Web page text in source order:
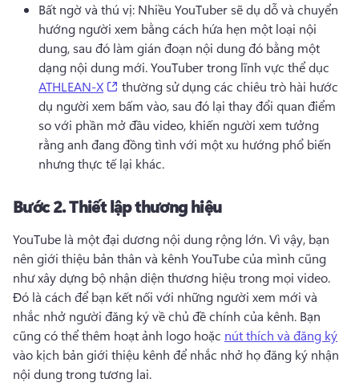
Bất ngờ và thú vị: Nhiều YouTuber sẽ dụ dỗ và chuyển
hướng người xem bằng cách hứa hẹn một loại nội
dung, sau đó làm gián đoạn nội dung đó bằng một
dạng nội dung mới. YouTuber trong lĩnh vực thể dục
ATHLEAN-X
(opens in a new tab)
thường sử dụng các chiêu trò hài hước
dụ người xem bấm vào, sau đó lại thay đổi quan điểm
so với phần mở đầu video, khiến người xem tưởng
rằng anh đang đồng tình với một xu hướng phổ biến
nhưng thực tế lại khác.
Bước 2.Thiết lập thương hiệu
YouTube là một đại dương nội dung rộng lớn. Vì vậy, bạn
nên giới thiệu bản thân và kênh YouTube của mình cũng
Đó là cách để bạn kết nối với những người xem mới và
nhắc nhở người đăng ký về chủ đề chính của kênh. Bạn
cũng có thể thêm hoạt ảnh logo hoặc nút thích và đăng ký
vào kịch bản giới thiệu kênh để nhắc nhở họ đăng ký nhận
nội dung trong tương lai.